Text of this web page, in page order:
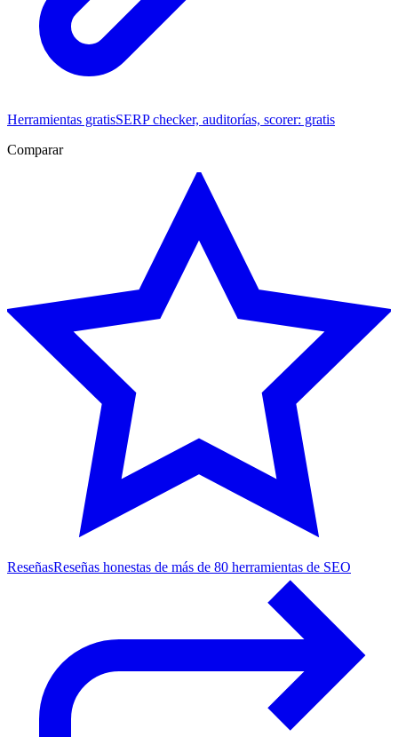
Herramientas gratisSERP checker, auditorías, scorer: gratis
Comparar
ReseñasReseñas honestas de más de 80 herramientas de SEO